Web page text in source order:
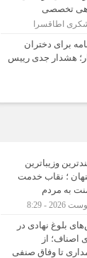
تخصصی
اطاقسرا
برای دختران
هشدار جدی رییس
وزیباترین
؛ نقاب خدمت
به مردم
بلوغ نهادی در
اصناف؛ از
تا وفاق صنفی